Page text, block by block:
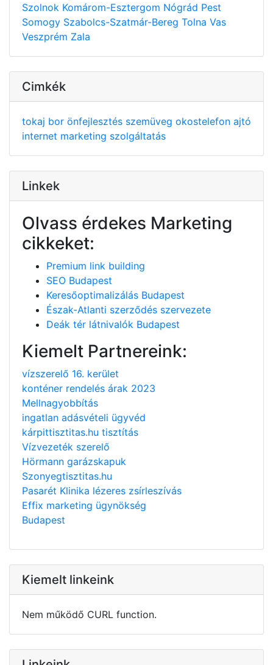
Szolnok Komárom-Esztergom Nógrád Pest
Somogy Szabolcs-Szatmár-Bereg Tolna Vas
Veszprém Zala
Cimkék
tokaj bor önfejlesztés szemüveg okostelefon ajtó
internet marketing szolgáltatás
Linkek
Olvass érdekes Marketing
cikkeket:
Premium link building
SEO Budapest
Keresőoptimalizálás Budapest
Észak-Atlanti szerződés szervezete
Deák tér látnivalók Budapest
Kiemelt Partnereink:
vízszerelő 16. kerület
konténer rendelés árak 2023
Mellnagyobbítás
ingatlan adásvételi ügyvéd
kárpittisztitas.hu tisztítás
Vízvezeték szerelő
Hörmann garázskapuk
Szonyegtisztitas.hu
Pasarét Klinika lézeres zsírleszívás
Effix marketing ügynökség
Budapest
Kiemelt linkeink
Nem működő CURL function.